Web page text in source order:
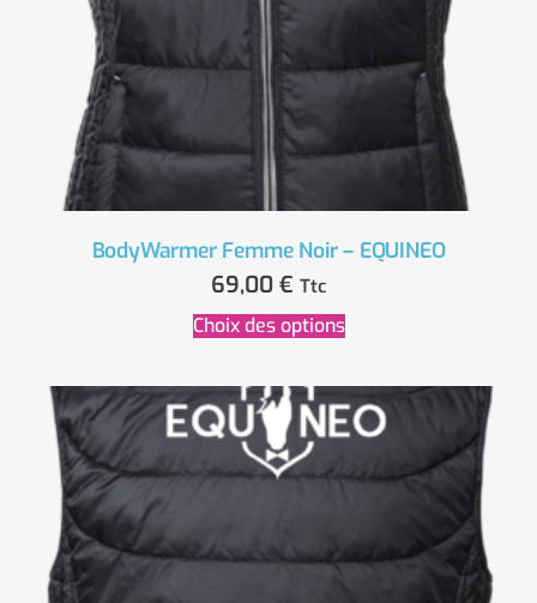
BodyWarmer Femme Noir – EQUINEO
69,00 € Ttc
Choix des options